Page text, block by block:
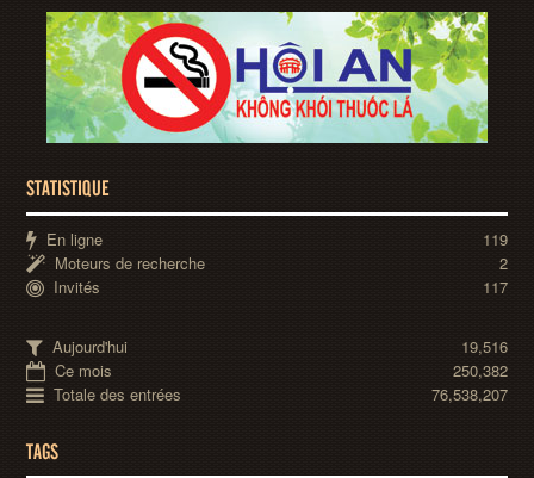
STATISTIQUE
En ligne
119
Moteurs de recherche
2
Invités
117
Aujourd'hui
19,516
Ce mois
250,382
Totale des entrées
76,538,207
TAGS